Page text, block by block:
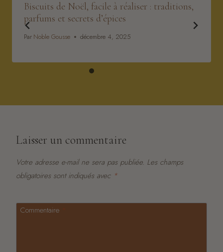
Biscuits de Noël, facile à réaliser : traditions,
parfums et secrets d’épices
Par Noble Gousse décembre 4, 2025
Laisser un commentaire
Votre adresse e-mail ne sera pas publiée. Les champs
obligatoires sont indiqués avec *
Commentaire